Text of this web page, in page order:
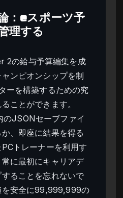
：eスポーツ予
理する
2の給与予算編集を成
ンピオンシップを制
ーを構築するための究
ことができます。
JSONセーブファイ
、即座に結果を得る
トレーナーを利用す
に最初にキャリアデ
ることを忘れないで
を安全に99,999,999の